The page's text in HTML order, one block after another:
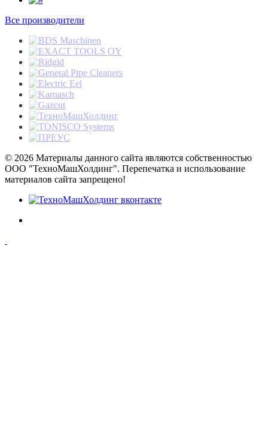
Все производители
© 2026 Материалы данного сайта являются собственностью
ООО "ТехноМашХолдинг". Перепечатка и использование
материалов сайта запрещено!